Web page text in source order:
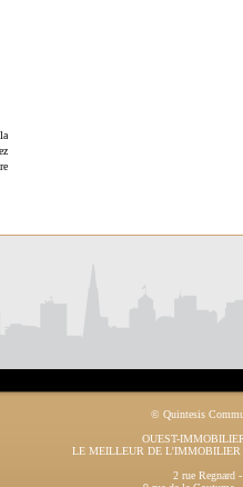
© Quintesis
OUEST-
LE MEILLEUR DE L'IMMOBILIER
2 rue Regnard -